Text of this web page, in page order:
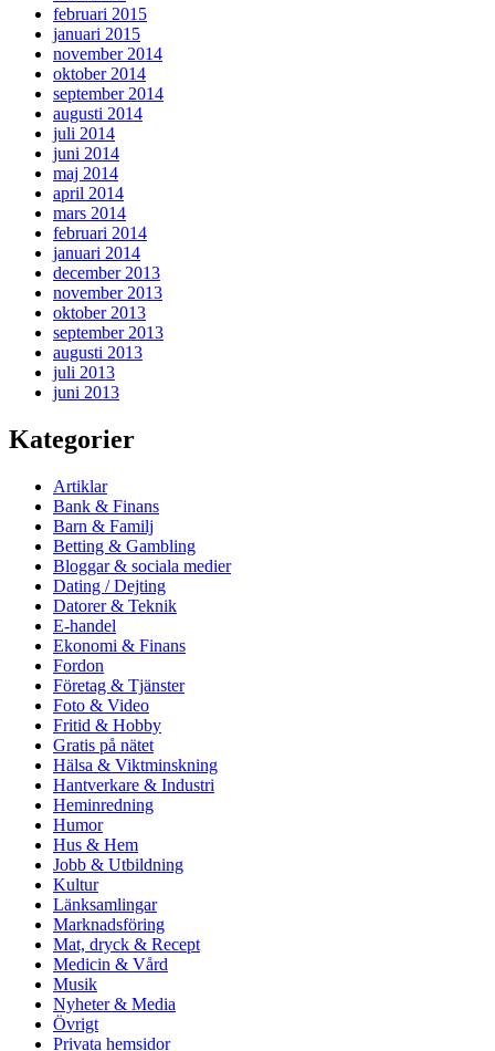
februari 2015
januari 2015
november 2014
oktober 2014
september 2014
augusti 2014
juli 2014
juni 2014
maj 2014
april 2014
mars 2014
februari 2014
januari 2014
december 2013
november 2013
oktober 2013
september 2013
augusti 2013
juli 2013
juni 2013
Kategorier
Artiklar
Bank & Finans
Barn & Familj
Betting & Gambling
Bloggar & sociala medier
Dating / Dejting
Datorer & Teknik
E-handel
Ekonomi & Finans
Fordon
Företag & Tjänster
Foto & Video
Fritid & Hobby
Gratis på nätet
Hälsa & Viktminskning
Hantverkare & Industri
Heminredning
Humor
Hus & Hem
Jobb & Utbildning
Kultur
Länksamlingar
Marknadsföring
Mat, dryck & Recept
Medicin & Vård
Musik
Nyheter & Media
Övrigt
Privata hemsidor